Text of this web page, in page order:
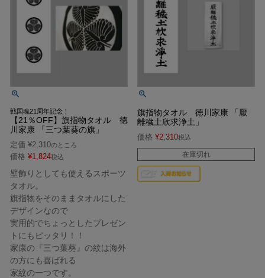
戦国魂21周年記念！
【21％OFF】旗指物タオル 徳
川家康 「三つ葉葵の旗」
定価 ¥2,310のところ
価格 ¥1,824税込
壁飾りとしても使えるスポーツ
タオル。
旗指物をそのままタオルにした
デザインなので
実用的でちょっとしたプレゼン
トにもピッタリ！！
家康の『三つ葉葵』の紋は海外
の方にも喜ばれる
家紋の一つです。
旗指物タオル 徳川家康 「厭
離穢土欣求浄土」
価格 ¥2,310税込
在庫切れ